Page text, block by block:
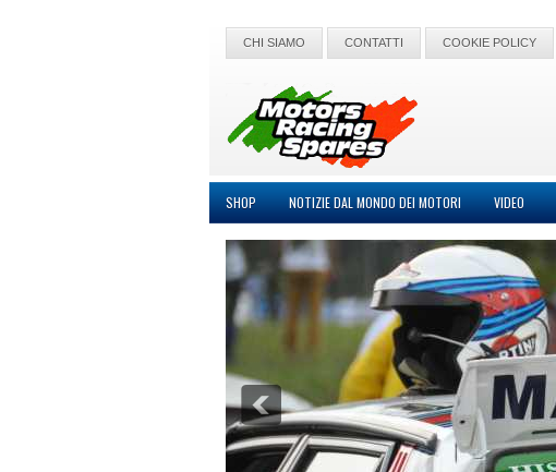
CHI SIAMO CONTATTI COOKIE POLICY
SHOP NOTIZIE DAL MONDO DEI MOTORI VIDEO